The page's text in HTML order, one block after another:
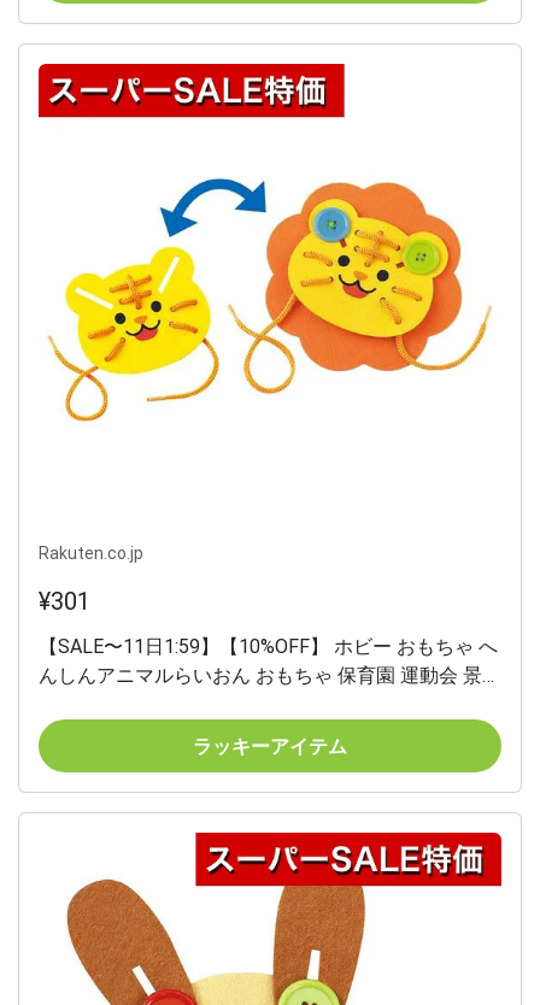
Rakuten.co.jp
¥301
【SALE〜11日1:59】【10%OFF】 ホビー おもちゃ へ
んしんアニマルらいおん おもちゃ 保育園 運動会 景品
プレゼント イベント セール sale
ラッキーアイテム